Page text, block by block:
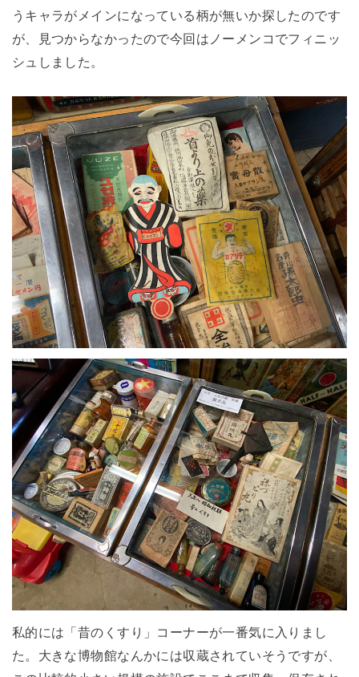
うキャラがメインになっている柄が無いか探したのです
が、見つからなかったので今回はノーメンコでフィニッ
シュしました。
私的には「昔のくすり」コーナーが一番気に入りまし
た。大きな博物館なんかには収蔵されていそうですが、